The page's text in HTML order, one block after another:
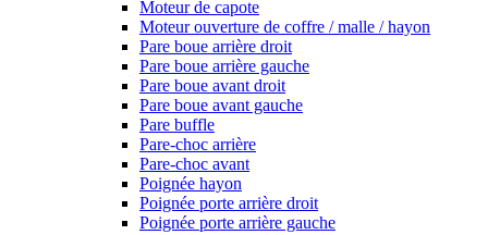
Moteur de capote
Moteur ouverture de coffre / malle / hayon
Pare boue arrière droit
Pare boue arrière gauche
Pare boue avant droit
Pare boue avant gauche
Pare buffle
Pare-choc arrière
Pare-choc avant
Poignée hayon
Poignée porte arrière droit
Poignée porte arrière gauche